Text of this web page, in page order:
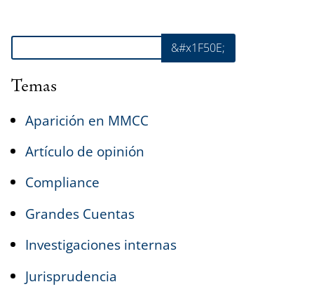
Buscar &#x1F50E;
Temas
Aparición en MMCC
Artículo de opinión
Compliance
Grandes Cuentas
Investigaciones internas
Jurisprudencia